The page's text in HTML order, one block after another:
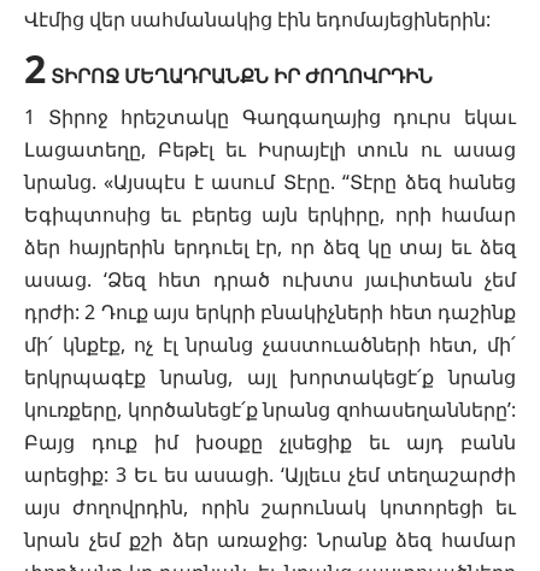
Վէմից վեր սահմանակից էին եդոմայեցիներին:
2 ՏԻՐՈՋ ՄԵՂԱԴՐԱՆՔՆ ԻՐ ԺՈՂՈՎՐԴԻՆ
1 Տիրոջ հրեշտակը Գաղգաղայից դուրս եկաւ
Լացատեղը, Բեթէլ եւ Իսրայէլի տուն ու ասաց
նրանց. «Այսպէս է ասում Տէրը. “Տէրը ձեզ հանեց
Եգիպտոսից եւ բերեց այն երկիրը, որի համար
ձեր հայրերին երդուել էր, որ ձեզ կը տայ եւ ձեզ
ասաց. ‘Ձեզ հետ դրած ուխտս յաւիտեան չեմ
դրժի: 2 Դուք այս երկրի բնակիչների հետ դաշինք
մի՛ կնքէք, ոչ էլ նրանց չաստուածների հետ, մի՛
երկրպագէք նրանց, այլ խորտակեցէ՛ք նրանց
կուռքերը, կործանեցէ՛ք նրանց զոհասեղանները’:
Բայց դուք իմ խօսքը չլսեցիք եւ այդ բանն
արեցիք: 3 Եւ ես ասացի. ‘Այլեւս չեմ տեղաշարժի
այս ժողովրդին, որին շարունակ կոտորեցի եւ
նրան չեմ քշի ձեր առաջից: Նրանք ձեզ համար